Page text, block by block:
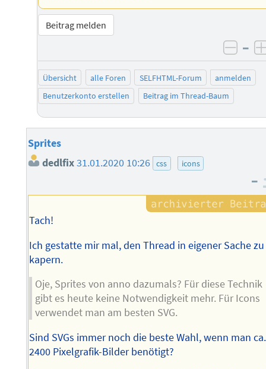
Beitrag melden
–
Übersicht alle Foren SELFHTML-Forum
anmelden
Benutzerkonto erstellen
Beitrag im Thread-Baum
Sprites
dedlfix31.01.2020 10:26 css icons
–
Tach!
Ich gestatte mir mal, den Thread in eigener Sache zu
kapern.
Oje, Sprites von anno dazumals? Für diese Technik
gibt es heute keine Notwendigkeit mehr. Für Icons
verwendet man am besten SVG.
Sind SVGs immer noch die beste Wahl, wenn man ca.
2400 Pixelgrafik-Bilder benötigt?